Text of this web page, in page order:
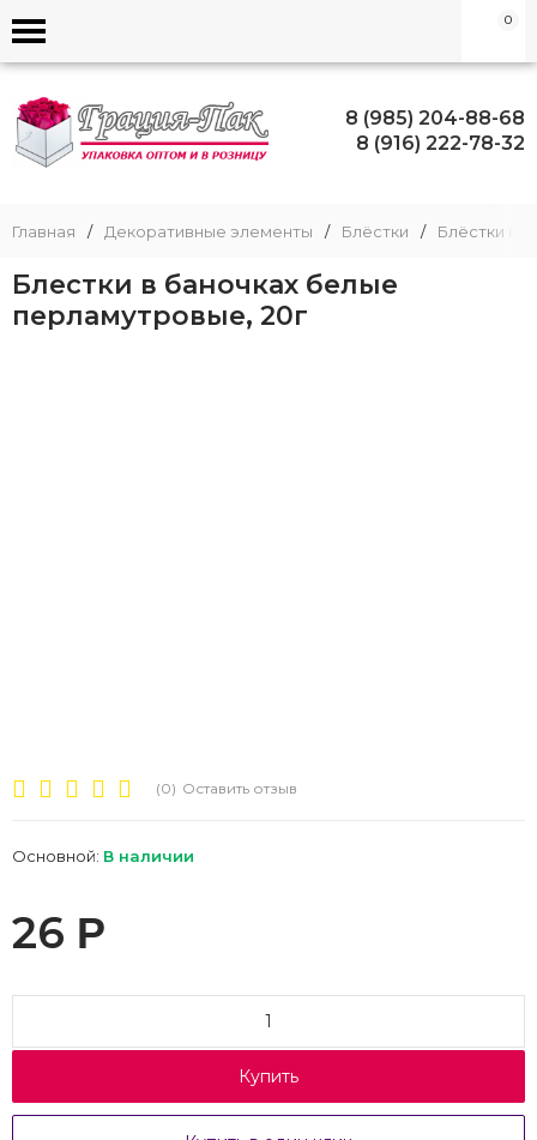
0
8 (985) 204-88-68
8 (916) 222-78-32
Главная / Декоративные элементы / Блёстки / Блёстки в
Блестки в баночках белые
перламутровые, 20г
(0) Оставить отзыв
Основной: В наличии
26 Р
Купить